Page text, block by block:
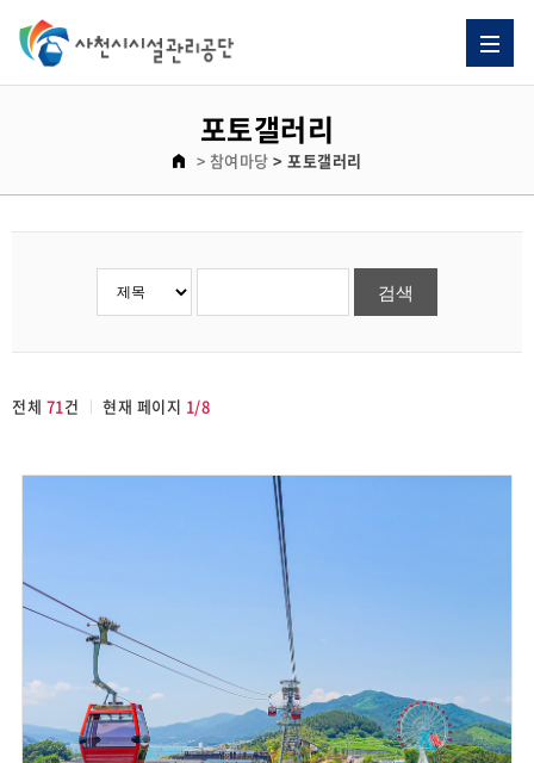
포토갤러리
> 참여마당 > 포토갤러리
전체 71건 현재 페이지 1/8